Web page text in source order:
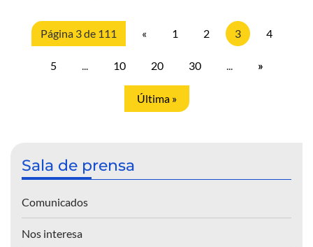
Página 3 de 111 « 1 2 3 4
5 ... 10 20 30 ... »
Última »
Sala de prensa
Comunicados
Nos interesa